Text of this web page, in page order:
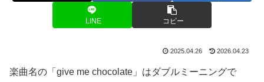
LINE コピー
2025.04.26 2026.04.23
楽曲名の「give me chocolate」はダブルミーニングで